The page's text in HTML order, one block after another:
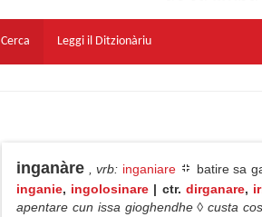
Cerca Leggi il Ditzionàriu
inganàre , vrb: inganiare
batire sa
inganie, ingolosinare | ctr. dirganare,
apentare cun issa gioghendhe ◊ custa